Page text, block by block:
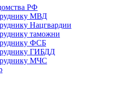
РФ
МВД
Нацгвардии
таможни
ФСБ
ГИБДД
МЧС